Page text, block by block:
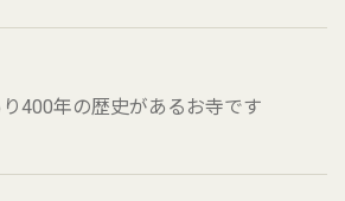
400年の歴史があるお寺です